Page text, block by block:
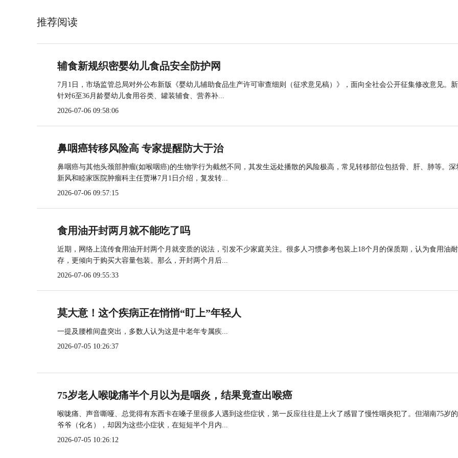
推荐阅读
辅食新规织密婴幼儿食品安全防护网
7月1日，市场监管总局对外公布新版《婴幼儿辅助食品生产许可审查细则（征求意见稿）》，面向全社会公开征集修改意见。
针对6至36月龄婴幼儿食用谷类、罐装辅食、营养补...
2026-07-06 09:58:06
鼻咽癌转移风险高 专家提醒防大于治
鼻咽癌与其他头颈部肿瘤(如喉咽癌)的生物学行为截然不同，其发生远处播散的风险极高，常见转移部位包括骨、肝、肺等。深
新风和睦家医院肿瘤科主任贾琳7月1日介绍，复发转...
2026-07-06 09:57:15
食用油开封两月就不能吃了吗
近期，网络上流传食用油开封两个月就变质的说法，引发不少家庭关注。很多人习惯参考包装上18个月的保质期，认为食用油
存，更倾向于购买大容量包装。那么，开封两个月后...
2026-07-06 09:55:33
莫大意！这个疾病正在悄悄“盯上”年轻人
一提及腰椎间盘突出，多数人认为这是中老年专属疾...
2026-07-05 10:26:37
75岁老人喉咙痛半个月以为是咽炎，结果竟查出喉癌
喉咙痛、声音嘶哑、总觉得有东西卡在嗓子里很多人遇到这些症状，第一反应往往是上火了感冒了慢性咽炎犯了。但湖南75岁
爷爷（化名），却因为这些小症状，在短短半个月内...
2026-07-05 10:26:12